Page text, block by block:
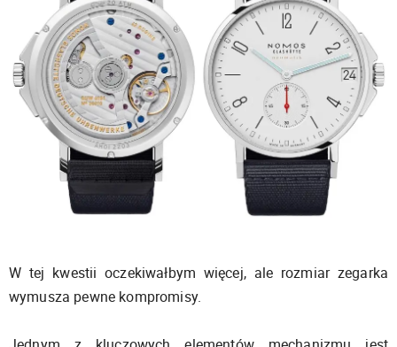
W tej kwestii oczekiwałbym więcej, ale rozmiar zegarka
wymusza pewne kompromisy.